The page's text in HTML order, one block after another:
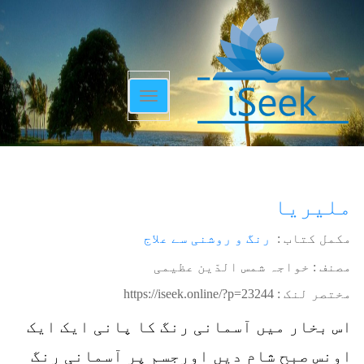
Toggle
navigation
ملیریا
مکمل کتاب : رنگ و روشنی سے علاج
مصنف : خواجہ شمس الدّین عظیمی
مختصر لنک : https://iseek.online/?p=23244
اس بخار میں آسمانی رنگ کا پانی ایک ایک
اونس صبح شام دیں اورجسم پر آسمانی رنگ